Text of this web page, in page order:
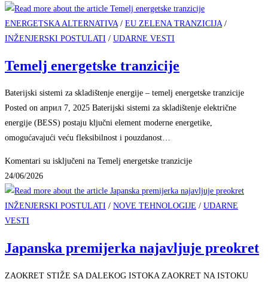
ENERGETSKA ALTERNATIVA/ EU ZELENA TRANZICIJA/
INŽENJERSKI POSTULATI / UDARNE VESTI
Temelj energetske tranzicije
Baterijski sistemi za skladištenje energije – temelj energetske tranzicije
Posted on април 7, 2025 Baterijski sistemi za skladištenje električne
energije (BESS) postaju ključni element moderne energetike,
omogućavajući veću fleksibilnost i pouzdanost…
Komentari su isključeni na Temelj energetske tranzicije
24/06/2026
INŽENJERSKI POSTULATI / NOVE TEHNOLOGIJE / UDARNE
VESTI
Japanska premijerka najavljuje preokret
ZAOKRET STIŽE SA DALEKOG ISTOKA ZAOKRET NA ISTOKU